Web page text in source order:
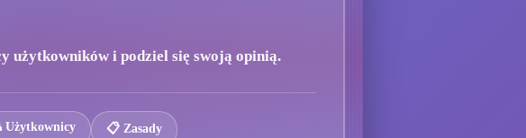
użytkowników i podziel się swoją opinią.
Użytkownicy 📋 Zasady